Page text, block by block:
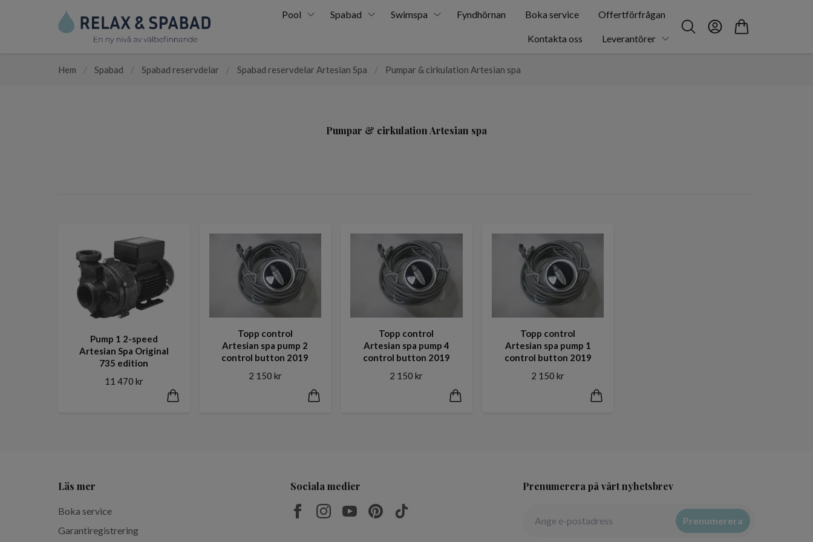
Pool Spabad Swimspa Fyndhörnan Boka service Offertförfrågan
Kontakta oss Leverantörer
Hem / Spabad / Spabad reservdelar / Spabad reservdelar Artesian Spa / Pumpar & cirkulation Artesian spa
Pumpar & cirkulation Artesian spa
Pump 1 2-speed
Artesian Spa Original
735 edition
11 470 kr
Topp control
Artesian spa pump 2
control button 2019
2 150 kr
Topp control
Artesian spa pump 4
control button 2019
2 150 kr
Topp control
Artesian spa pump 1
control button 2019
2 150 kr
Läs mer
Boka service
Garantiregistrering
Sociala medier Prenumerera på vårt nyhetsbrev
Prenumerera